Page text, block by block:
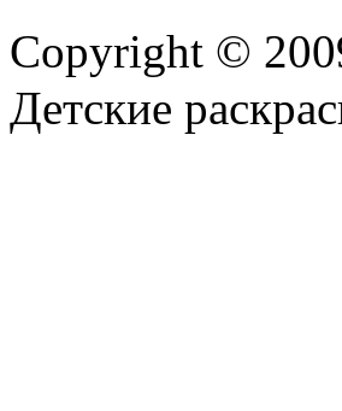
Copyright ©
Детские